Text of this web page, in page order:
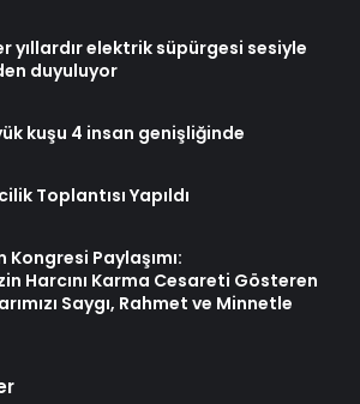
yıllardır elektrik süpürgesi sesiyle
duyuluyor
kuşu 4 insan genişliğinde
Toplantısı Yapıldı
Kongresi Paylaşımı:
Harcını Karma Cesareti Gösteren
Saygı, Rahmet ve Minnetle